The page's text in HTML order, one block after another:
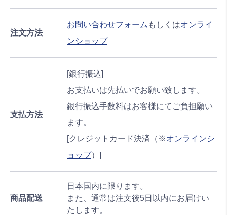
注文方法
お問い合わせフォーム もしくはオンライ
ンショップ
支払方法
[銀行振込]
お支払いは先払いでお願い致します。
銀行振込手数料はお客様にてご負担願い
ます。
[クレジットカード決済（※オンラインシ
ョップ）]
商品配送
日本国内に限ります。
また、通常は注文後5日以内にお届けい
たします。